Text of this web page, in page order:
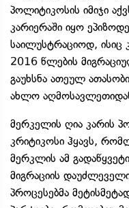
პოლიტიკოსის იმიჯი
კარიერაში იყო
საილუსტრაციოდ, ისიც
2016 წლების
გაუხსნა ათეულ
ახლო
მერკელის ღია კარის
კრიტიკოსი ჰყავს,
მერკლის ამ
მიგრაციის
პროცესებმა